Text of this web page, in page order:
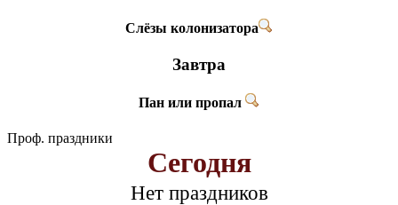
Слёзы колонизатора
Завтра
Пан или пропал
Проф. праздники
Сегодня
Нет праздников